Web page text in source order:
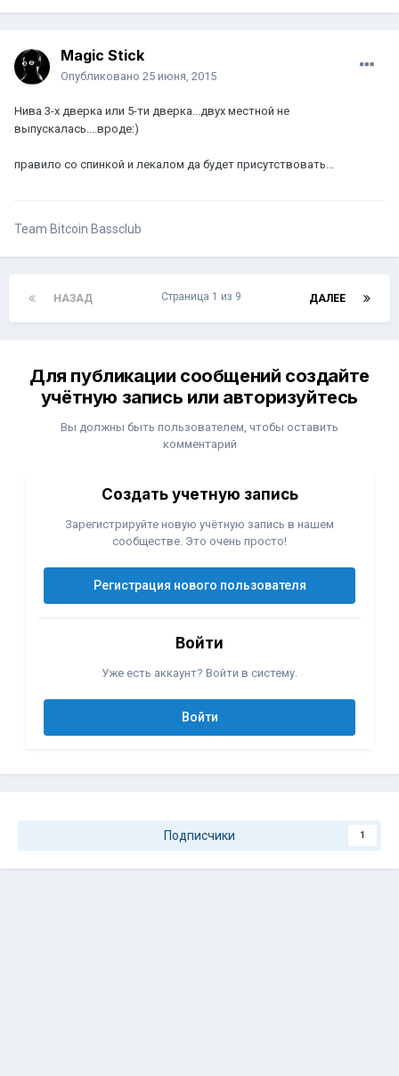
Magic Stick
Опубликовано 25 июня, 2015
Нива 3-х дверка или 5-ти дверка...двух местной не
выпускалась....вроде:)
правило со спинкой и лекалом да будет присутствовать...
Team Bitcoin Bassclub
НАЗАД ДАЛЕЕ
Страница 1 из 9
Для публикации сообщений создайте
учётную запись или авторизуйтесь
Вы должны быть пользователем, чтобы оставить
комментарий
Создать учетную запись
Зарегистрируйте новую учётную запись в нашем
сообществе. Это очень просто!
Регистрация нового пользователя
Войти
Уже есть аккаунт? Войти в систему.
Войти
Подписчики 1